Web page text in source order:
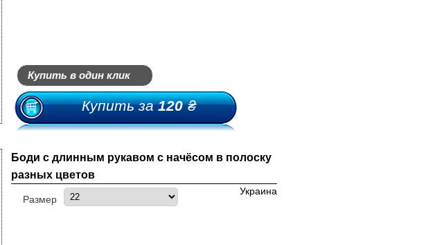
Купить за120₴
Купить в один клик
Боди с длинным рукавом с начёсом в полоску
разных цветов
Украина
Размер